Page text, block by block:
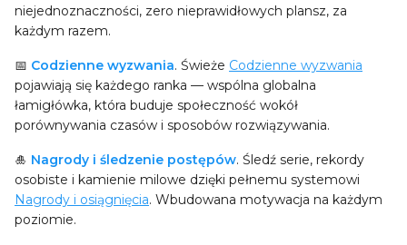
niejednoznaczności, zero nieprawidłowych plansz, za
każdym razem.
📅 Codzienne wyzwania. Świeże Codzienne wyzwania
pojawiają się każdego ranka — wspólna globalna
łamigłówka, która buduje społeczność wokół
porównywania czasów i sposobów rozwiązywania.
🎍 Nagrody i śledzenie postępów. Śledź serie, rekordy
osobiste i kamienie milowe dzięki pełnemu systemowi
Nagrody i osiągnięcia. Wbudowana motywacja na każdym
poziomie.